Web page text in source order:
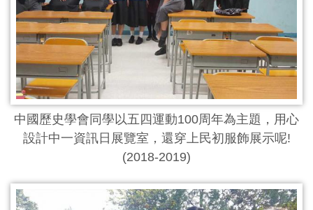
中國歷史學會同學以五四運動100周年為主題，用心
設計中一資訊日展覽室，還穿上民初服飾展示呢!
(2018-2019)